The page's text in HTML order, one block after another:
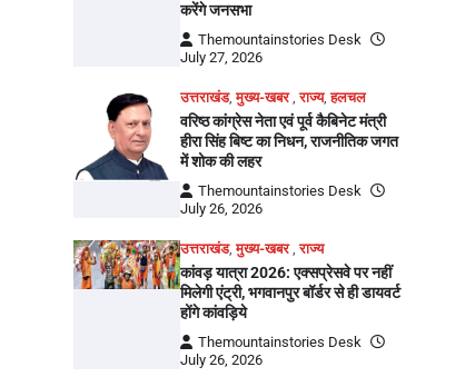
करेंगे जनसभा
Themountainstories Desk
July 27, 2026
उत्तराखंड,मुख्य-खबर,राज्य,हलचल
वरिष्ठ कांग्रेस नेता एवं पूर्व कैबिनेट मंत्री
हीरा सिंह बिष्ट का निधन, राजनीतिक जगत
में शोक की लहर
Themountainstories Desk
July 26, 2026
उत्तराखंड,मुख्य-खबर,राज्य
कांवड़ यात्रा 2026: एक्सप्रेसवे पर नहीं
मिलेगी एंट्री, भगवानपुर बॉर्डर से ही डायवर्ट
होंगे कांवड़िये
Themountainstories Desk
July 26, 2026